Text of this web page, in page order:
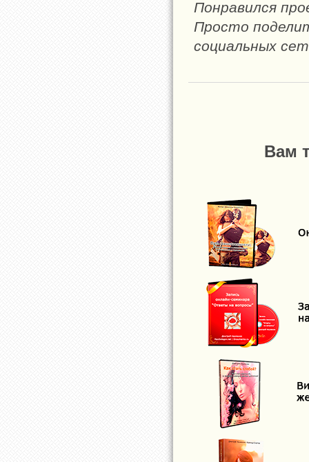
Понравился
Просто
социальных
Вам